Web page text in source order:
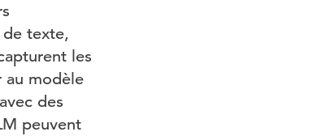
texte,
les
au modèle
des
peuvent